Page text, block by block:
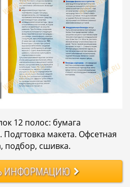
12 полос: бумага
макета. Офсетная
подбор, сшивка.
ИНФОРМАЦИЮ